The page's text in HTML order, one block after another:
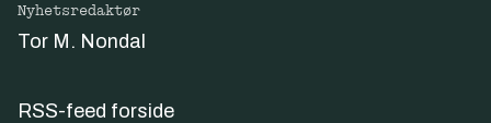
Nyhetsredaktør
Tor M. Nondal
RSS-feed forside